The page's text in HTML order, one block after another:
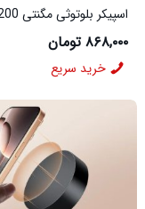
پایه نگهدارنده گوشی
۸۶۸,۰۰۰ تومان
خرید سریع